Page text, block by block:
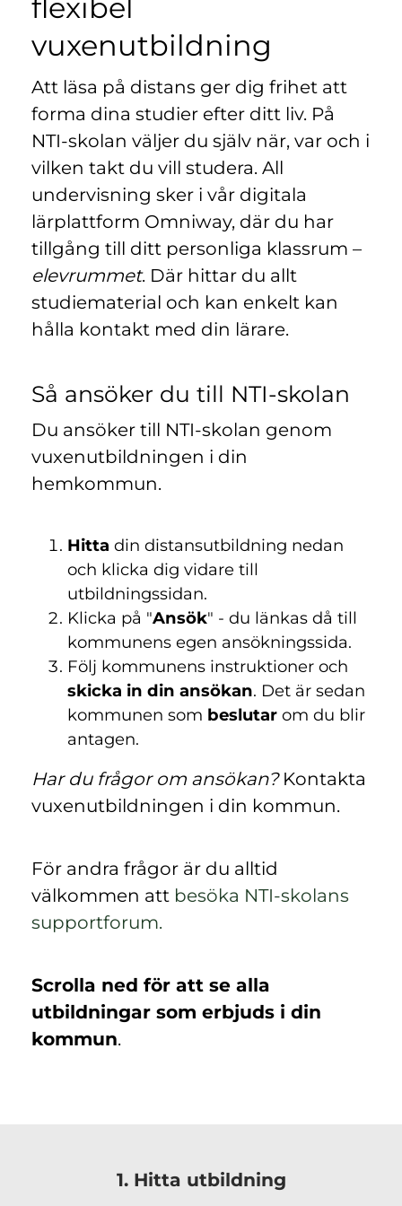
f
ö
n
s
t
e
r
flexibel
vuxenutbildning
Att läsa på distans ger dig frihet att
forma dina studier efter ditt liv. På
NTI-skolan väljer du själv när, var och i
vilken takt du vill studera. All
undervisning sker i vår digitala
lärplattform Omniway, där du har
tillgång till ditt personliga klassrum –
elevrummet. Där hittar du allt
studiematerial och kan enkelt kan
hålla kontakt med din lärare.
Så ansöker du till NTI-skolan
Du ansöker till NTI-skolan genom
vuxenutbildningen i din
hemkommun.
Hitta din distansutbildning nedan
och klicka dig vidare till
utbildningssidan.
Klicka på "Ansök" - du länkas då till
kommunens egen ansökningssida.
Följ kommunens instruktioner och
skicka in din ansökan. Det är sedan
kommunen som beslutar om du blir
antagen.
Har du frågor om ansökan?Kontakta
vuxenutbildningen i din kommun.
För andra frågor är du alltid
välkommen att besöka NTI-skolans
supportforum.
t
Scrolla ned för att se alla
utbildningar som erbjuds i din
kommun.
1. Hitta utbildning